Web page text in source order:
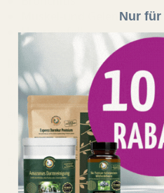
Muskel-und
Haarausfall
Mit dem Rückgang der
Krankheit nehmen
insgesamt ab, so dass die
entzündungshemmend,
auch schmerzlindernd
Die Brennnessel kann in
zu Behandlungszwecken
Nur